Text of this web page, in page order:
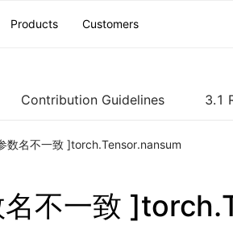
Products Customers
Contribution Guidelines 3.1
数名不一致 ]torch.Tensor.nansum
名不一致